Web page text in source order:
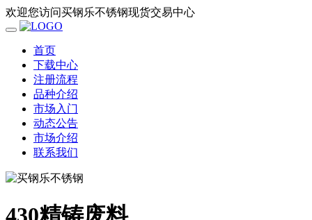
欢迎您访问买钢乐不锈钢现货交易中心
首页
下载中心
注册流程
品种介绍
市场入门
动态公告
市场介绍
联系我们